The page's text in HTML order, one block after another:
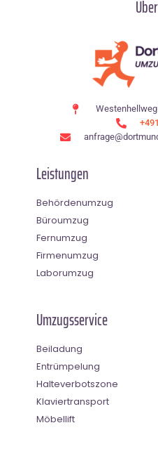
Leistungen
Behördenumzug
Büroumzug
Fernumzug
Firmenumzug
Laborumzug
Umzugsservice
Beiladung
Entrümpelung
Halteverbotszone
Klaviertransport
Möbellift